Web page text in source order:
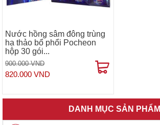
Nước hồng sâm đông trùng
hạ thảo bổ phổi Pocheon
hộp 30 gói...
900.000 VND
820.000 VND
DANH MỤC SẢN PHẨM